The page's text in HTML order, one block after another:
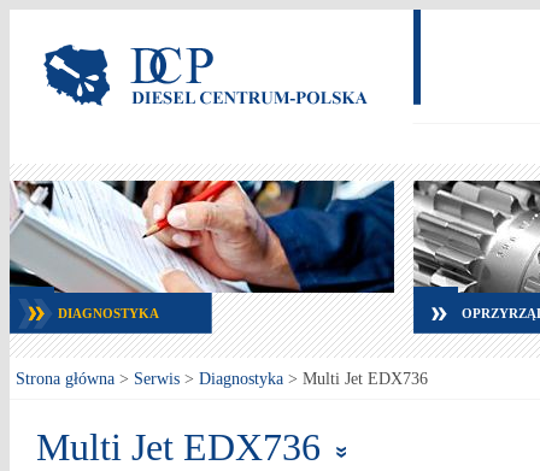
DIAGNOSTYKA
Strona główna > Serwis > Diagnostyka > Multi Jet EDX736
Multi Jet EDX736